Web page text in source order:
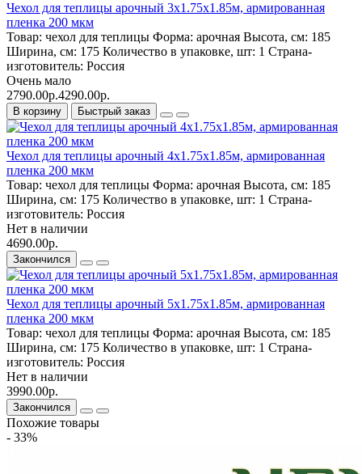
Чехол для теплицы арочный 3х1.75х1.85м, армированная
пленка 200 мкм
Товар: чехол для теплицы Форма: арочная Высота, см: 185
Ширина, см: 175 Количество в упаковке, шт: 1 Страна-
изготовитель: Россия
Очень мало
2790.00р.4290.00р.
В корзину Быстрый заказ
Чехол для теплицы арочный 4х1.75х1.85м, армированная
пленка 200 мкм
Товар: чехол для теплицы Форма: арочная Высота, см: 185
Ширина, см: 175 Количество в упаковке, шт: 1 Страна-
изготовитель: Россия
Нет в наличии
4690.00р.
Закончился
Чехол для теплицы арочный 5х1.75х1.85м, армированная
пленка 200 мкм
Товар: чехол для теплицы Форма: арочная Высота, см: 185
Ширина, см: 175 Количество в упаковке, шт: 1 Страна-
изготовитель: Россия
Нет в наличии
3990.00р.
Закончился
Похожие товары
- 33%